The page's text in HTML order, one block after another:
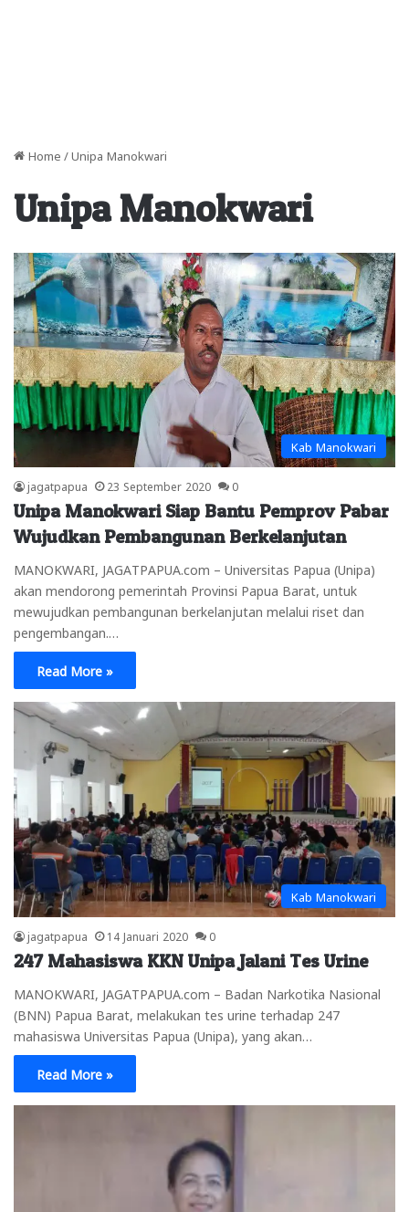
Home / Unipa Manokwari
Unipa Manokwari
Kab Manokwari
jagatpapua 23 September 2020 0
Unipa Manokwari Siap Bantu Pemprov Pabar
Wujudkan Pembangunan Berkelanjutan
MANOKWARI, JAGATPAPUA.com – Universitas Papua (Unipa)
akan mendorong pemerintah Provinsi Papua Barat, untuk
mewujudkan pembangunan berkelanjutan melalui riset dan
pengembangan.…
Read More »
Kab Manokwari
jagatpapua 14 Januari 2020 0
247 Mahasiswa KKN Unipa Jalani Tes Urine
MANOKWARI, JAGATPAPUA.com – Badan Narkotika Nasional
(BNN) Papua Barat, melakukan tes urine terhadap 247
mahasiswa Universitas Papua (Unipa), yang akan…
Read More »